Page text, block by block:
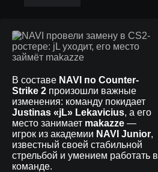
В составе NAVI по Counter-
Strike 2 произошли важные
изменения: команду покидает
Justinas «jL» Lekavicius, а его
место занимает makazze —
игрок из академии NAVI Junior,
известный своей стабильной
стрельбой и умением работать в
команде.